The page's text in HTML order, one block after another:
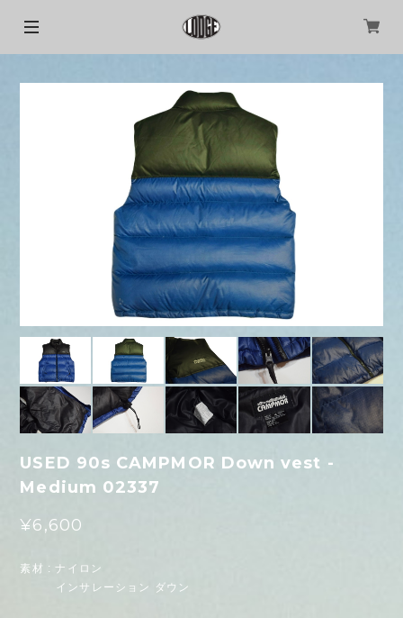
USED 90s CAMPMOR Down vest -
Medium 02337
¥6,600
素材 : ナイロン
インサレーション ダウン